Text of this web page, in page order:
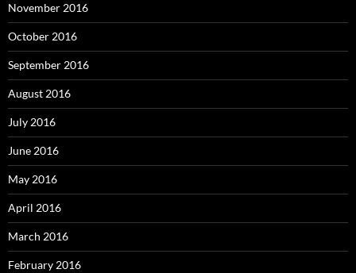
November 2016
October 2016
September 2016
August 2016
July 2016
June 2016
May 2016
April 2016
March 2016
February 2016